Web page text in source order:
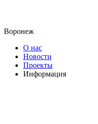
Воронеж
О нас
Новости
Проекты
Информация